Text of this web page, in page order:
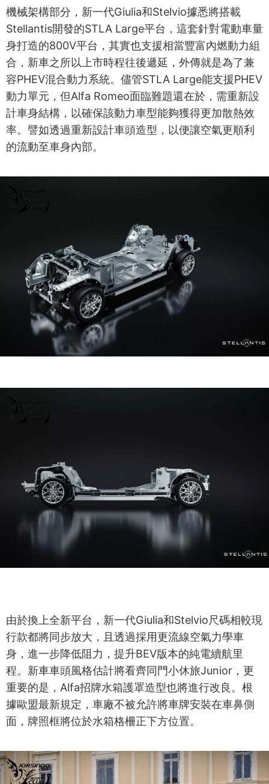
機械架構部分，新一代Giulia和Stelvio據悉將搭載
Stellantis開發的STLA Large平台，這套針對電動車量
身打造的800V平台，其實也支援相當豐富內燃動力組
合，新車之所以上市時程往後遞延，外傳就是為了兼
容PHEV混合動力系統。儘管STLA Large能支援PHEV
動力單元，但Alfa Romeo面臨難題還在於，需重新設
計車身結構，以確保該動力車型能夠獲得更加散熱效
率。譬如透過重新設計車頭造型，以便讓空氣更順利
的流動至車身內部。
由於換上全新平台，新一代Giulia和Stelvio尺碼相較現
行款都將同步放大，且透過採用更流線空氣力學車
身，進一步降低阻力，提升BEV版本的純電續航里
程。新車車頭風格估計將看齊同門小休旅Junior，更
重要的是，Alfa招牌水箱護罩造型也將進行改良。根
據歐盟最新規定，車廠不被允許將車牌安裝在車鼻側
面，牌照框將位於水箱格柵正下方位置。